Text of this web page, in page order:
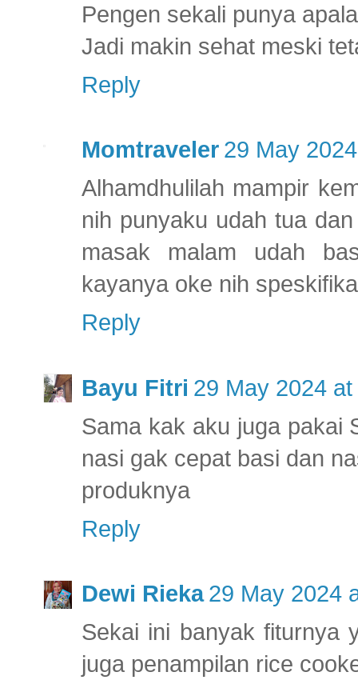
Pengen sekali punya
Jadi makin sehat meski
Reply
Momtraveler 29 May
Alhamdhulilah mampir
nih punyaku udah tua
masak malam udah
kayanya oke nih
Reply
Bayu Fitri 29 May 2024
Sama kak aku juga pakai
nasi gak cepat basi dan
produknya
Reply
Dewi Rieka 29 May 2024
Sekai ini banyak fiturnya
juga penampilan rice